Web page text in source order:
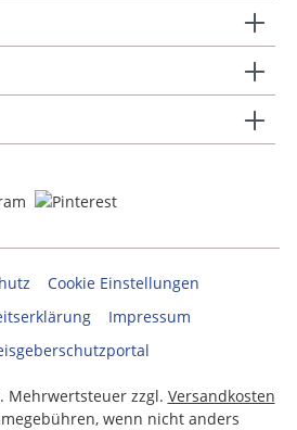
Cookie Einstellungen
Impressum
Mehrwertsteuer zzgl. Versandkosten
wenn nicht anders